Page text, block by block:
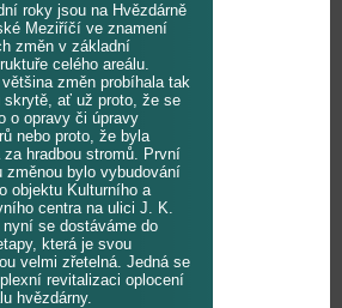
roky jsou na Hvězdárně
Meziříčí ve znamení
změn v základní
celého areálu.
změn probíhala tak
skrytě, ať už proto, že se
o opravy či úpravy
nebo proto, že byla
za hradbou stromů. První
změnou bylo vybudování
objektu Kulturního a
centra na ulici J. K.
nyní se dostáváme do
která je svou
velmi zřetelná. Jedná se
revitalizaci oplocení
hvězdárny.